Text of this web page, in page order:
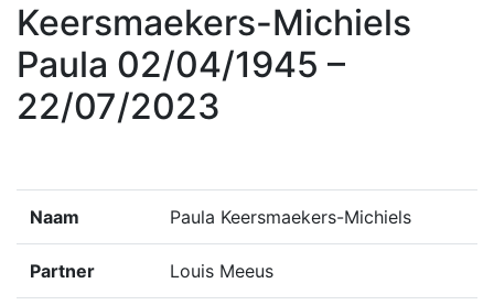
Keersmaekers-Michiels
Paula 02/04/1945 –
22/07/2023
Naam Paula Keersmaekers-Michiels
Partner Louis Meeus